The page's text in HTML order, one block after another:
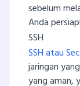
sebelum
Anda
SSH
SSH atau
jaringan
yang aman,